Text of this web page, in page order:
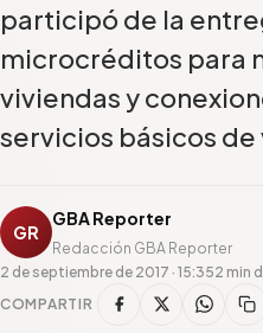
participó de la
microcréditos para
viviendas y
servicios básicos de
GR
GBA Reporter
Redacción GBA Reporter
2 de septiembre de 2017 · 15:352 min
COMPARTIR